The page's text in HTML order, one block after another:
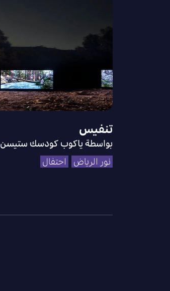
تنفيس
بواسطة ياكوب كودسك ستيسن
نور الرياض
احتفال